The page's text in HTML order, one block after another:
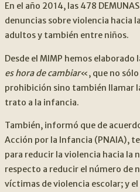
En el año 2014, las 478
denuncias sobre violencia hacia
adultos y también entre niños.
Desde el MIMP hemos elaborado
es hora de cambiar«, que no sólo
prohibición sino también llamar
trato a la infancia.
También, informó que de
Acción por la Infancia (PNAIA),
para reducir la violencia hacia la
respecto a reducir el número de
víctimas de violencia escolar; y